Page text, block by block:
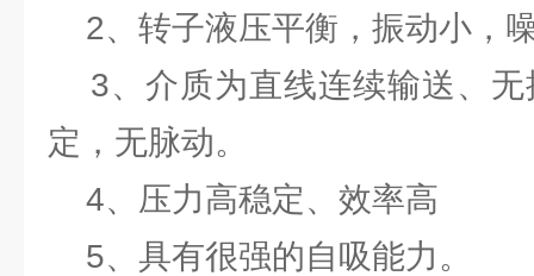
2、转子液压平衡，振动小，
3、介质为直线连续输送、无
定，无脉动。
4、压力高稳定、效率高
5、具有很强的自吸能力。